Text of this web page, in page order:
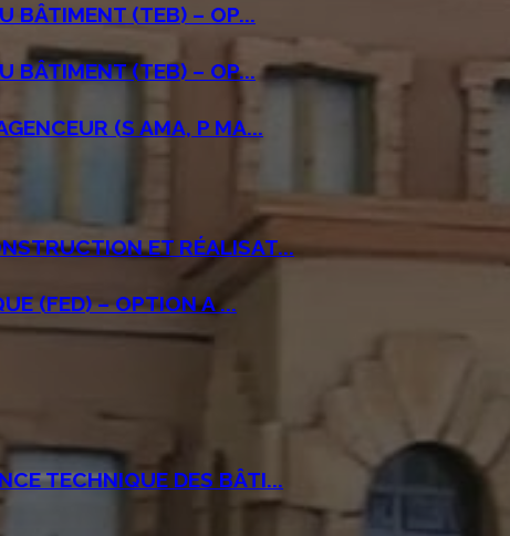
BÂTIMENT (TEB) – OP...
BÂTIMENT (TEB) – OP...
(S AMA, P MA...
ET RÉALISAT...
(FED) – OPTION A ...
TECHNIQUE DES BÂTI...